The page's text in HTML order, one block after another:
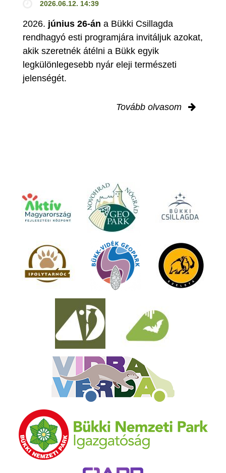
2026.06.12. 14:39
2026. június 26-án a Bükki Csillagda
rendhagyó esti programjára invitáljuk azokat,
akik szeretnék átélni a Bükk egyik
legkülönlegesebb nyár eleji természeti
jelenségét.
Tovább olvasom